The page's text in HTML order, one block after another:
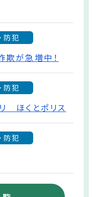
防犯
が急増中！
防犯
ほくとポリス
防犯